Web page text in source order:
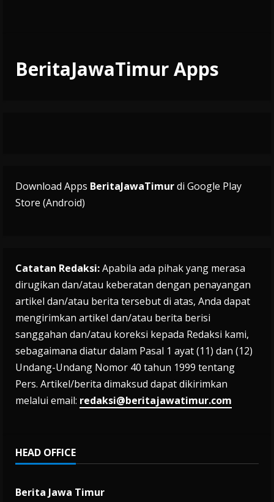
BeritaJawaTimur Apps
Download Apps BeritaJawaTimurdi Google Play
Store (Android)
Catatan Redaksi:Apabila ada pihak yang merasa
dirugikan dan/atau keberatan dengan penayangan
artikel dan/atau berita tersebut di atas, Anda dapat
mengirimkan artikel dan/atau berita berisi
sanggahan dan/atau koreksi kepada Redaksi kami,
sebagaimana diatur dalam Pasal 1 ayat (11) dan (12)
Undang-Undang Nomor 40 tahun 1999 tentang
Pers. Artikel/berita dimaksud dapat dikirimkan
melalui email: redaksi@beritajawatimur.com
HEAD OFFICE
Berita Jawa Timur